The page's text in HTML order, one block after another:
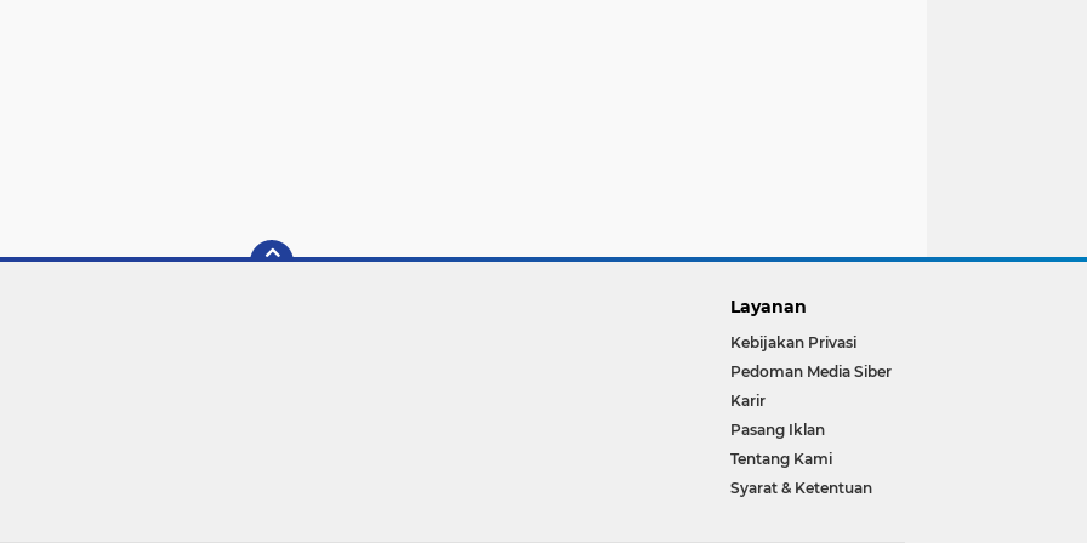
Layanan
Kebijakan Privasi
Pedoman Media Siber
Karir
Pasang Iklan
Tentang Kami
Syarat & Ketentuan